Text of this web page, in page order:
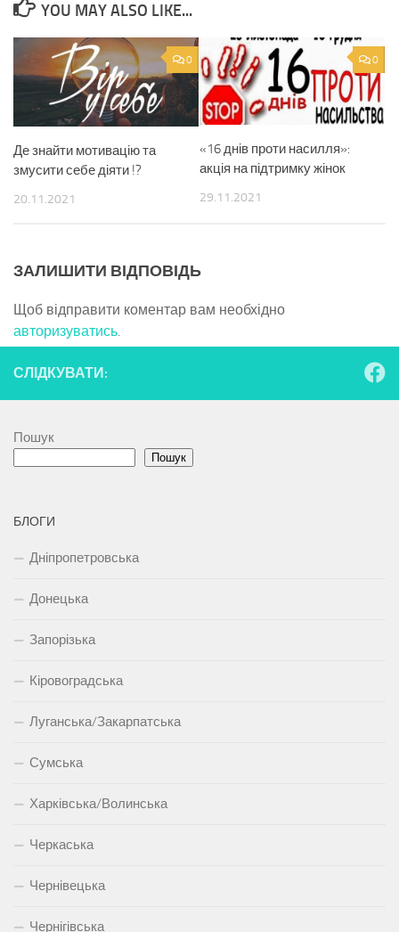
YOU MAY ALSO LIKE...
0
Де знайти мотивацію та
змусити себе діяти !?
20.11.2021
0
«16 днів проти насилля»:
акція на підтримку жінок
29.11.2021
ЗАЛИШИТИ ВІДПОВІДЬ
Щоб відправити коментар вам необхідно
авторизуватись
СЛІДКУВАТИ:
Пошук
Пошук
БЛОГИ
Дніпропетровська
Донецька
Запорізька
Кіровоградська
Луганська/Закарпатська
Сумська
Харківська/Волинська
Черкаська
Чернівецька
Чернігівська